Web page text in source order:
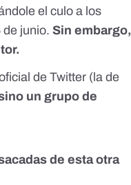
el culo a los
de junio.Sin embargo,
de Twitter (la de
un grupo de
deesta otra